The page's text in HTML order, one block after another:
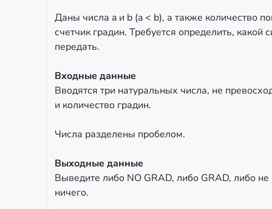
Даны числа a и b (a < b), а также количество
счетчик градин. Требуется определить, какой
передать.
Входные данные
Вводятся три натуральных числа, не
и количество градин.
Числа разделены пробелом.
Выходные данные
Выведите либо NO GRAD, либо GRAD, либо
ничего.